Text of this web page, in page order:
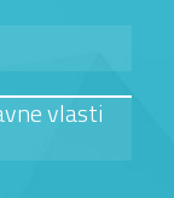
vlasti